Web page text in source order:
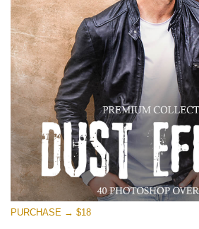
무료 다운로드
PURCHASE → $18